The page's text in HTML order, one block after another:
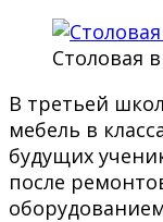
Столовая
В третьей
мебель в
будущих
после